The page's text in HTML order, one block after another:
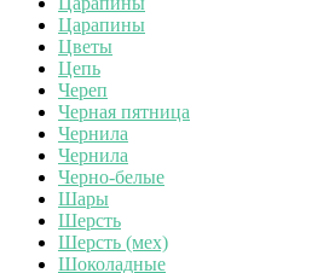
Царапины
Цветы
Цепь
Череп
Черная пятница
Чернила
Чернила
Черно-белые
Шары
Шерсть
Шерсть (мех)
Шоколадные